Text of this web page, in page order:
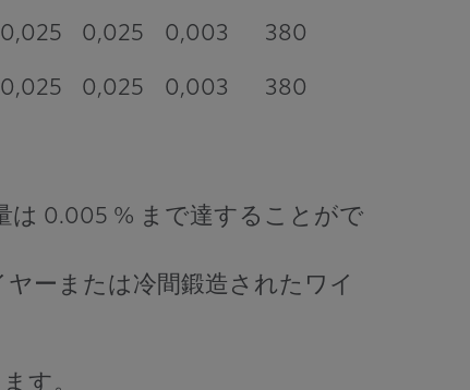
0,025 0,025 0,003 380
0,025 0,025 0,003 380
0.005 % まで達することがで
ーまたは冷間鍛造されたワイ
す。